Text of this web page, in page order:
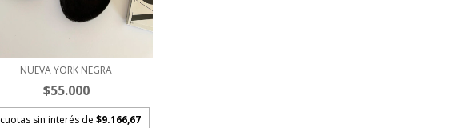
NUEVA YORK NEGRA
$55.000
cuotas sin interés de $9.166,67